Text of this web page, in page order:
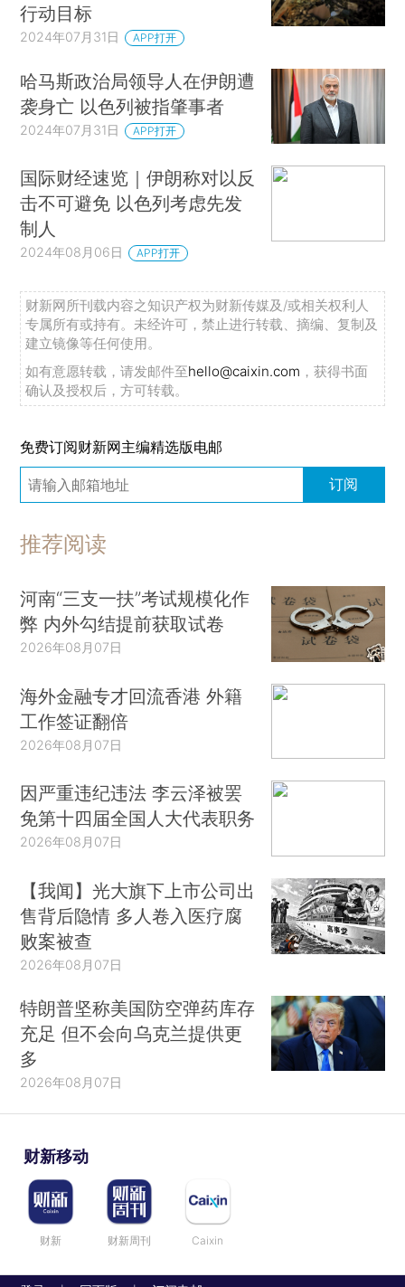
行动目标
2024年07月31日 APP打开
哈马斯政治局领导人在伊朗遭
袭身亡 以色列被指肇事者
2024年07月31日 APP打开
国际财经速览｜伊朗称对以反
击不可避免 以色列考虑先发
制人
2024年08月06日 APP打开
财新网所刊载内容之知识产权为财新传媒及/或相关权利人
专属所有或持有。未经许可，禁止进行转载、摘编、复制及
建立镜像等任何使用。
如有意愿转载，请发邮件至hello@caixin.com ，获得书面
确认及授权后，方可转载。
免费订阅财新网主编精选版电邮
订阅
推荐阅读
河南“三支一扶”考试规模化作
弊 内外勾结提前获取试卷
2026年08月07日
海外金融专才回流香港 外籍
工作签证翻倍
2026年08月07日
因严重违纪违法 李云泽被罢
免第十四届全国人大代表职务
2026年08月07日
【我闻】光大旗下上市公司出
售背后隐情 多人卷入医疗腐
败案被查
2026年08月07日
特朗普坚称美国防空弹药库存
充足 但不会向乌克兰提供更
多
2026年08月07日
财新移动
财新 财新周刊 Caixin